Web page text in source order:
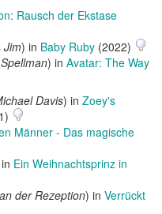
Rausch der Ekstase
Jim) in Baby Ruby (2022)
) in Avatar: The Way
Davis) in Zoey's
Männer - Das magische
Ein Weihnachtsprinz in
der Rezeption) in Verrückt